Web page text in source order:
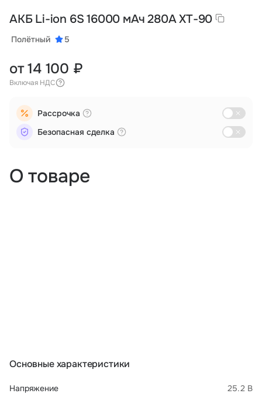
О товаре
Основные характеристики
Напряжение 25.2 В
АКБ Li-ion 6S 16000 мАч 280A XT-90
Полётный 5
от 14 100 ₽
Включая НДС
Рассрочка
Безопасная сделка